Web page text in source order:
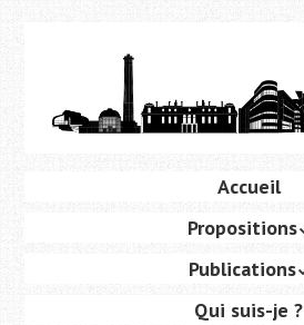
principal
au
Accueil
Propositions
Publications
Qui suis-je ?